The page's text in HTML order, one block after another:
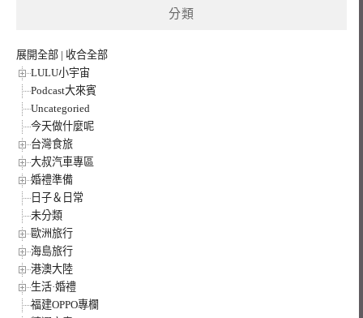
分類
展開全部 | 收合全部
LULU小宇宙
Podcast大來賓
Uncategoried
今天做什麼呢
台灣食旅
大叔汽車專區
婚禮準備
日子＆日常
未分類
歐洲旅行
海島旅行
港澳大陸
生活·婚禮
福建OPPO專欄